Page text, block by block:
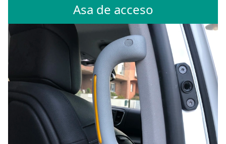
Asa de acceso